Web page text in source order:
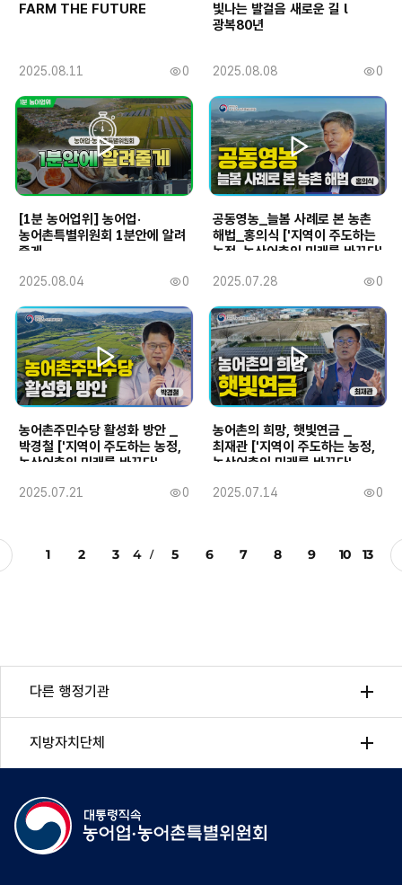
FARM THE FUTURE
작
일
2025.08.11
조
회
수
0
빛나는 발걸음 새로운 길 l
광복80년
작
일
2025.08.08
조
회
수
0
[1분 농어업위] 농어업·
농어촌특별위원회 1분안에 알려
줄게
작
일
2025.08.04
조
회
수
0
공동영농_늘봄 사례로 본 농촌
해법_홍의식 ['지역이 주도하는
농정, 농산어촌의 미래를 바꾸다'
작
일
2025.07.28
조
회
수
0
농어촌주민수당 활성화 방안 _
박경철 ['지역이 주도하는 농정,
농산어촌의 미래를 바꾸다'
작
2025.07.21
조
0
농어촌의 희망, 햇빛연금 _
최재관 ['지역이 주도하는 농정,
농산어촌의 미래를 바꾸다'
작
2025.07.14
조
0
1 2 3 4 5 6 7 8 9 10 13
다른 행정기관
지방자치단체